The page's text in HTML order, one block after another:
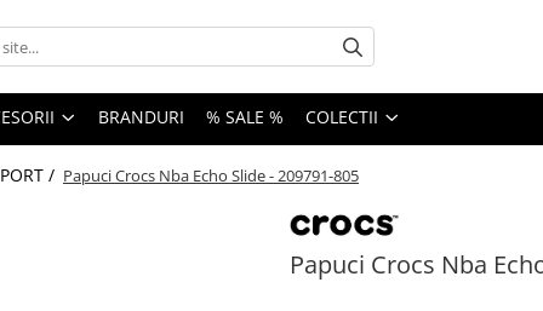
BRANDURI % SALE % COLECTII
/ Papuci Crocs Nba Echo Slide - 209791-805
Papuci Crocs Nba